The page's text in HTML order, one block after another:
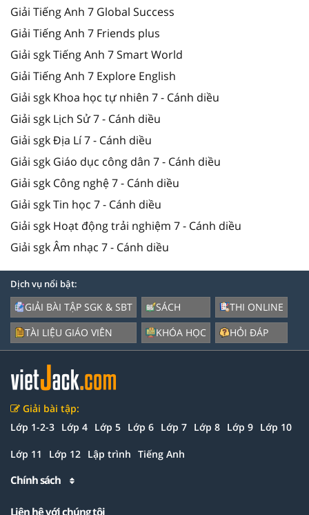
Giải Tiếng Anh 7 Global Success
Giải Tiếng Anh 7 Friends plus
Giải sgk Tiếng Anh 7 Smart World
Giải Tiếng Anh 7 Explore English
Giải sgk Khoa học tự nhiên 7 - Cánh diều
Giải sgk Lịch Sử 7 - Cánh diều
Giải sgk Địa Lí 7 - Cánh diều
Giải sgk Giáo dục công dân 7 - Cánh diều
Giải sgk Công nghệ 7 - Cánh diều
Giải sgk Tin học 7 - Cánh diều
Giải sgk Hoạt động trải nghiệm 7 - Cánh diều
Giải sgk Âm nhạc 7 - Cánh diều
Dịch vụ nổi bật:
GIẢI BÀI TẬP SGK & SBT
TÀI LIỆU GIÁO VIÊN
SÁCH
KHÓA HỌC
THI ONLINE
HỎI ĐÁP
Giải bài tập:
Lớp 1-2-3 Lớp 4 Lớp 5 Lớp 6 Lớp 7 Lớp 8 Lớp 9 Lớp 10
Lớp 11 Lớp 12 Lập trình Tiếng Anh
Chính sách
Liên hệ với chúng tôi